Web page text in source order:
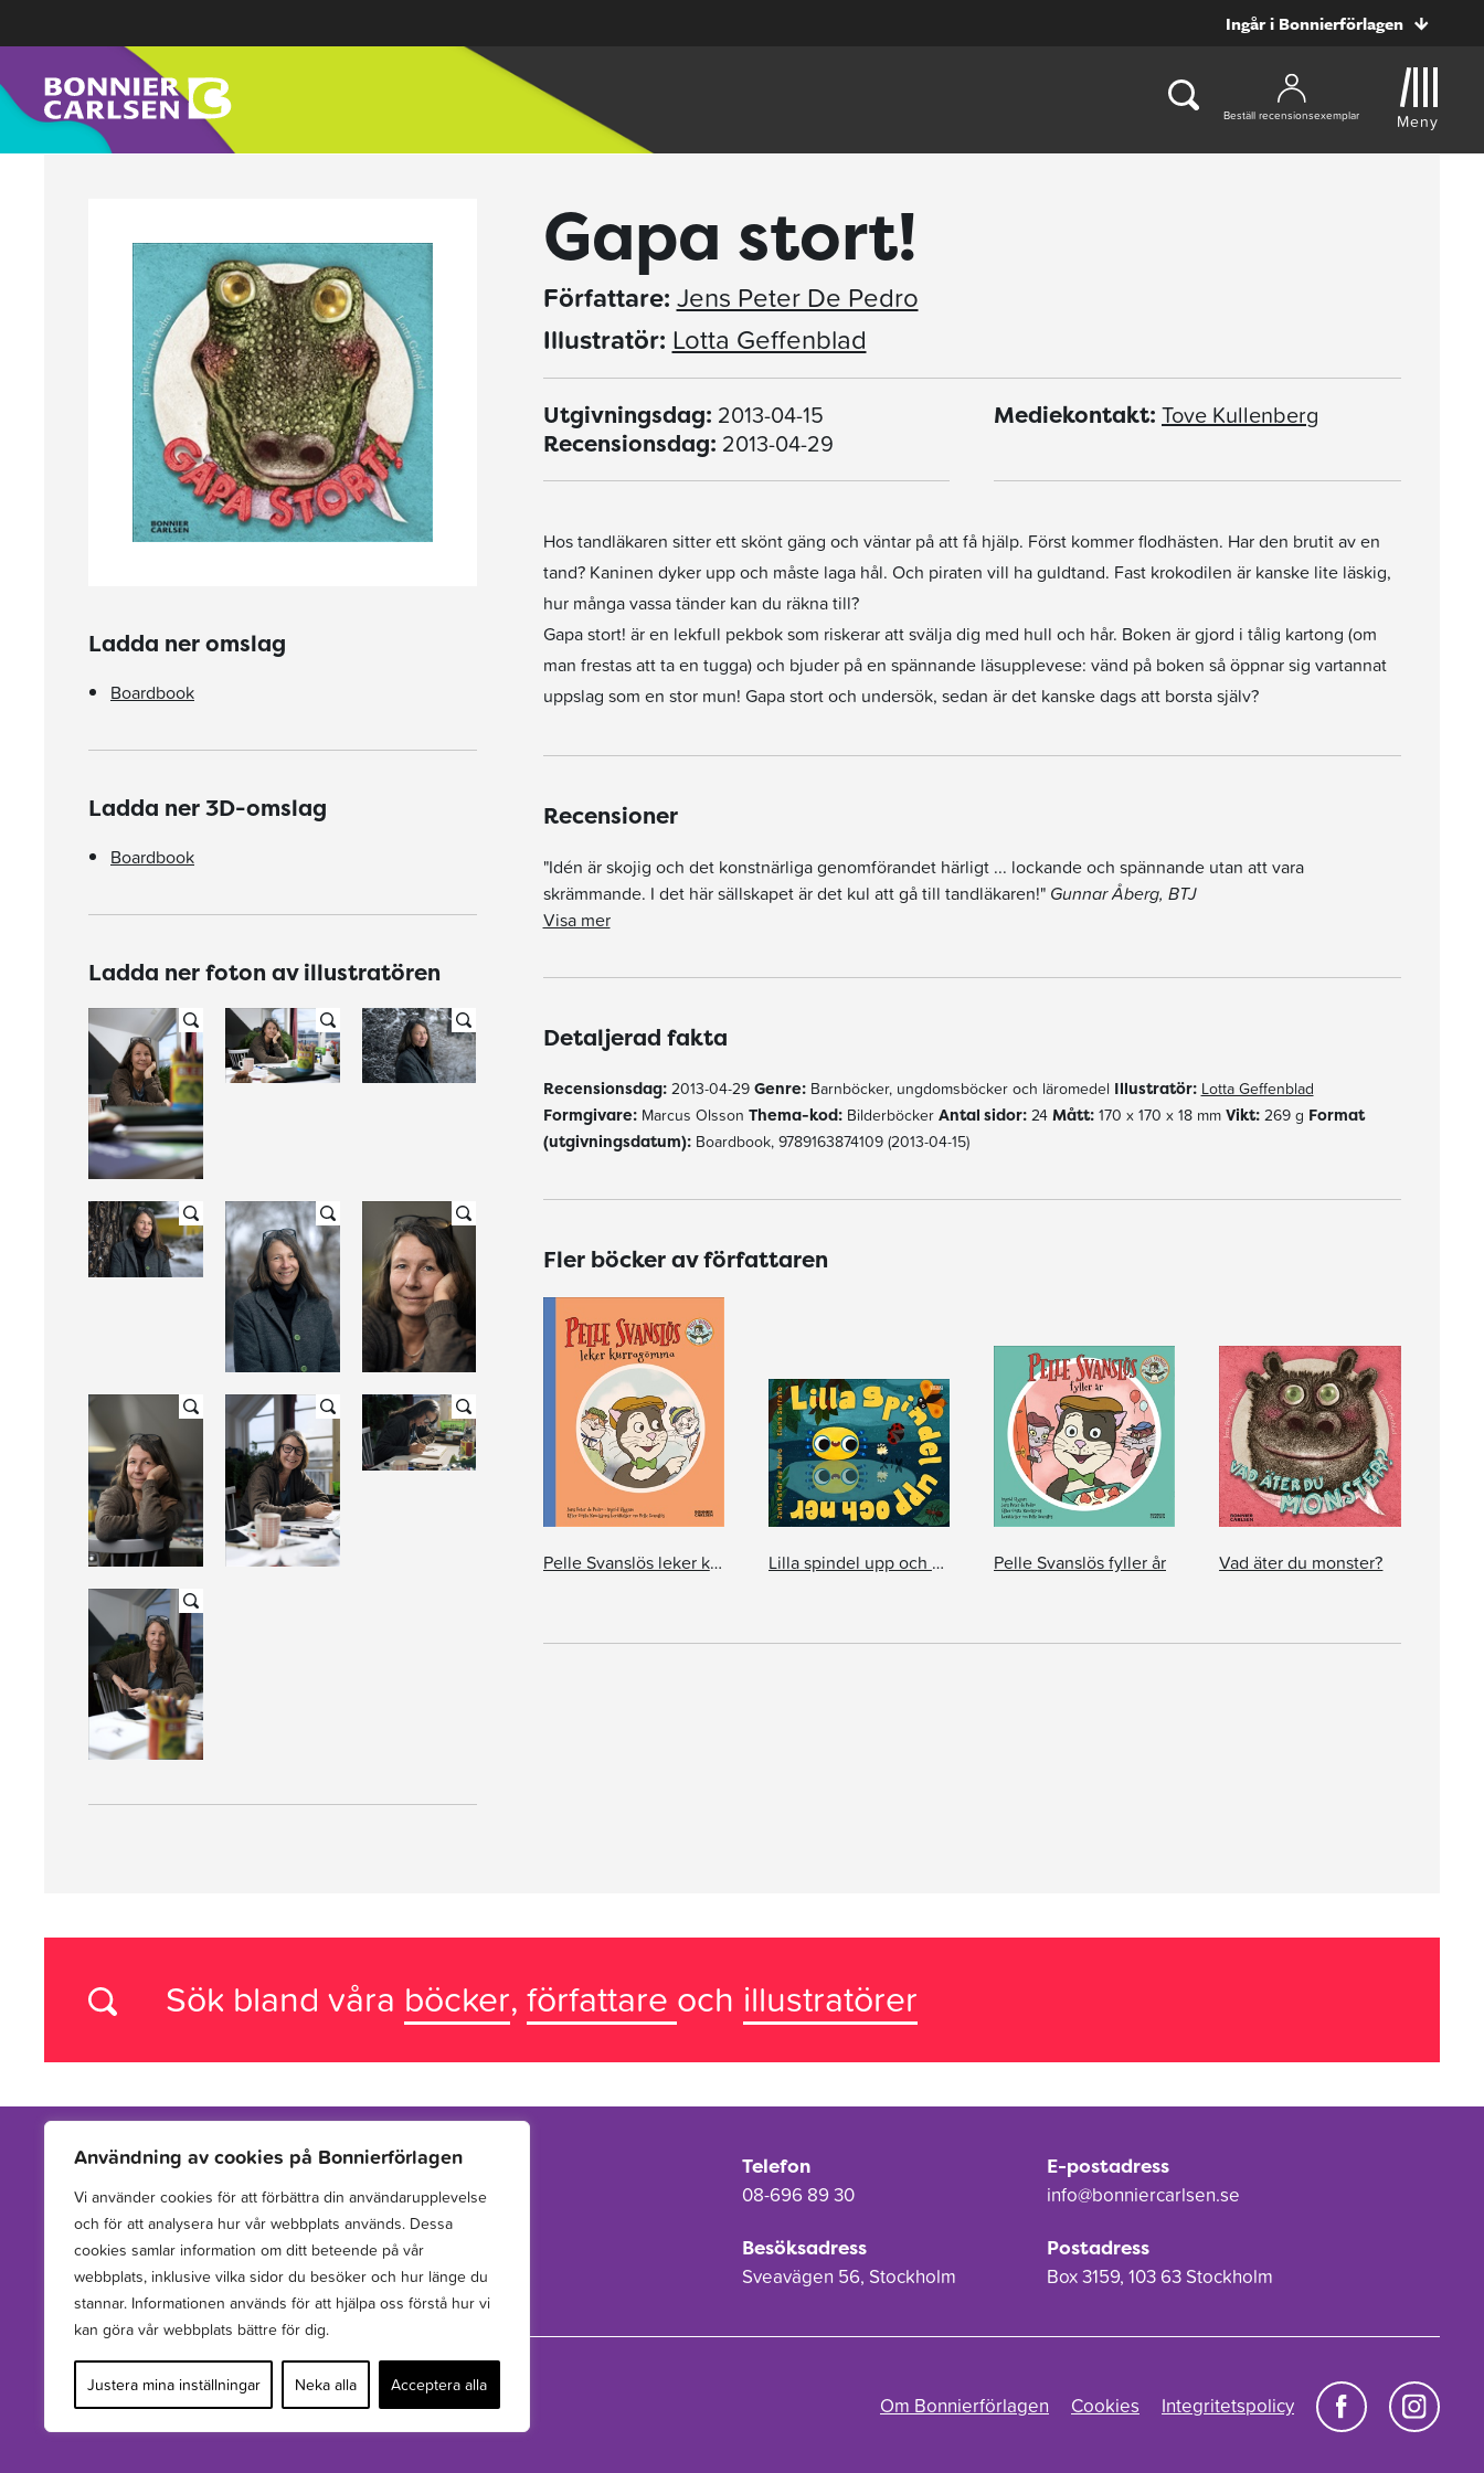
Användning av cookies på Bonnierförlagen
Vi använder cookies för att förbättra din användarupplevelse
och för att analysera hur vår webbplats används. Dessa
cookies samlar information om ditt beteende på vår
webbplats, inklusive vilka sidor du besöker och hur länge du
stannar. Informationen används för att hjälpa oss förstå hur vi
kan göra vår webbplats bättre för dig.
Justera mina inställningar Neka alla Acceptera alla
Ingår i Bonnierförlagen
Beställ recensionsexemplar Meny
Ladda ner omslag
Boardbook
Ladda ner 3D-omslag
Boardbook
Ladda ner foton av illustratören
Gapa stort!
Författare: Jens Peter De Pedro
Illustratör: Lotta Geffenblad
Utgivningsdag: 2013-04-15
Recensionsdag: 2013-04-29
Mediekontakt: Tove Kullenberg
Hos tandläkaren sitter ett skönt gäng och väntar på att få hjälp. Först kommer flodhästen. Har den brutit av en
tand? Kaninen dyker upp och måste laga hål. Och piraten vill ha guldtand. Fast krokodilen är kanske lite läskig,
hur många vassa tänder kan du räkna till?
Gapa stort! är en lekfull pekbok som riskerar att svälja dig med hull och hår. Boken är gjord i tålig kartong (om
man frestas att ta en tugga) och bjuder på en spännande läsupplevese: vänd på boken så öppnar sig vartannat
uppslag som en stor mun! Gapa stort och undersök, sedan är det kanske dags att borsta själv?
Recensioner
"Idén är skojig och det konstnärliga genomförandet härligt ... lockande och spännande utan att vara
skrämmande. I det här sällskapet är det kul att gå till tandläkaren!" Gunnar Åberg, BTJ
Visa mer
Detaljerad fakta
Recensionsdag:2013-04-29 Genre:Barnböcker, ungdomsböcker och läromedel Illustratör: Lotta Geffenblad
Formgivare:Marcus Olsson Thema-kod:Bilderböcker Antal sidor:24 Mått:170 x 170 x 18 mm Vikt:269 g Format
(utgivningsdatum):Boardbook, 9789163874109 (2013-04-15)
Fler böcker av författaren
Pelle Svanslös leker kurragömma Lilla spindel upp och ner Pelle Svanslös fyller år Vad äter du monster?
Sök bland våra böcker,författare och illustratörer
Vi arbetar med att hitta, utveckla, publicera och sprida
berättelser för barn och unga.
Telefon
08-696 89 30
E-postadress
info@bonniercarlsen.se
Besöksadress
Sveavägen 56, Stockholm
Postadress
Box 3159, 103 63 Stockholm
Om Bonnierförlagen Cookies Integritetspolicy